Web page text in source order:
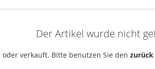
Der Artikel wurde nicht
verkauft. Bitte benutzen Sie den